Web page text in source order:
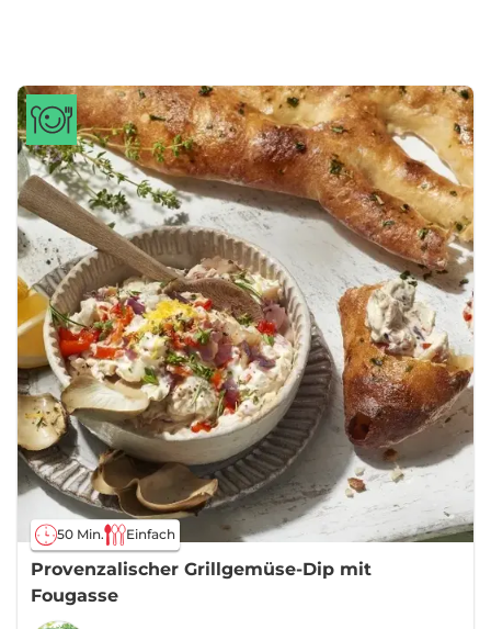
50 Min. Einfach
Provenzalischer Grillgemüse-Dip mit
Fougasse